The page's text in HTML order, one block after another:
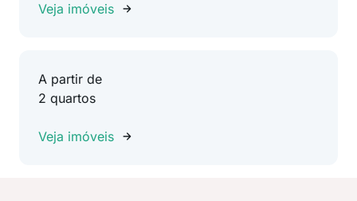
Veja imóveis
A partir de
2 quartos
Veja imóveis